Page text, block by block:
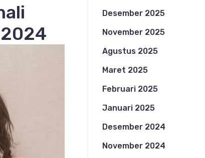
Desember 2025
November 2025
Agustus 2025
Maret 2025
Februari 2025
Januari 2025
Desember 2024
November 2024